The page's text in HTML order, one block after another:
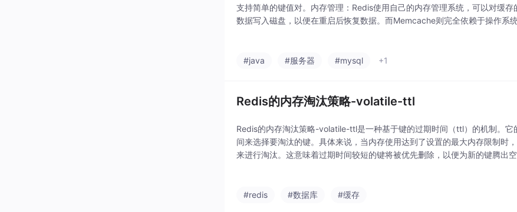
支持简单的键值对。内存管理：Redis使用自己的内存管理系统，可以对缓
数据写入磁盘，以便在重启后恢复数据。而Memcache则完全依赖于操作系
#java #服务器 #mysql +1
Redis的内存淘汰策略-volatile-ttl
Redis的内存淘汰策略-volatile-ttl是一种基于键的过期时间（ttl）的机制。它
间来选择要淘汰的键。具体来说，当内存使用达到了设置的最大内存限制时
来进行淘汰。这意味着过期时间较短的键将被优先删除，以便为新的键腾出
#redis #数据库 #缓存